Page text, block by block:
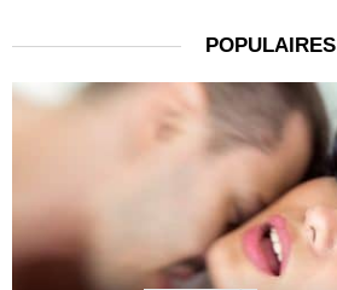
POPULAIRES